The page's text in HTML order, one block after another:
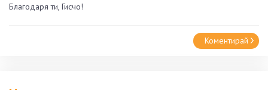
Благодаря ти, Гисчо!
Коментирай